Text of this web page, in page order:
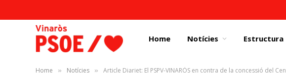
Home Notícies Estructura
Home » Notícies » Article Diariet: El PSPV-VINARÒS en contra de la concessió del